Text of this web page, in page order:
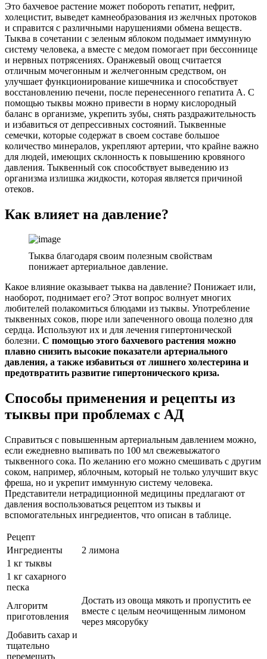
Это бахчевое растение может побороть гепатит, нефрит,
холецистит, выведет камнеобразования из желчных протоков
и справится с различными нарушениями обмена веществ.
Тыква в сочетании с зеленым яблоком подымает иммунную
систему человека, а вместе с медом помогает при бессоннице
и нервных потрясениях. Оранжевый овощ считается
отличным мочегонным и желчегонным средством, он
улучшает функционирование кишечника и способствует
восстановлению печени, после перенесенного гепатита А. С
помощью тыквы можно привести в норму кислородный
баланс в организме, укрепить зубы, снять раздражительность
и избавиться от депрессивных состояний. Тыквенные
семечки, которые содержат в своем составе большое
количество минералов, укрепляют артерии, что крайне важно
для людей, имеющих склонность к повышению кровяного
давления. Тыквенный сок способствует выведению из
организма излишка жидкости, которая является причиной
отеков.
Как влияет на давление?
Тыква благодаря своим полезным свойствам
понижает артериальное давление.
Какое влияние оказывает тыква на давление? Понижает или,
наоборот, поднимает его? Этот вопрос волнует многих
любителей полакомиться блюдами из тыквы. Употребление
тыквенных соков, пюре или запеченного овоща полезно для
сердца. Используют их и для лечения гипертонической
болезни. С помощью этого бахчевого растения можно
плавно снизить высокие показатели артериального
давления, а также избавиться от лишнего холестерина и
предотвратить развитие гипертонического криза.
Способы применения и рецепты из
тыквы при проблемах с АД
Справиться с повышенным артериальным давлением можно,
если ежедневно выпивать по 100 мл свежевыжатого
тыквенного сока. По желанию его можно смешивать с другим
соком, например, яблочным, который не только улучшит вкус
фреша, но и укрепит иммунную систему человека.
Представители нетрадиционной медицины предлагают от
давления воспользоваться рецептом из тыквы и
вспомогательных ингредиентов, что описан в таблице.
Рецепт
Ингредиенты
2 лимона
1 кг тыквы
1 кг сахарного
песка
Алгоритм
приготовления
Достать из овоща мякоть и пропустить ее
вместе с целым неочищенным лимоном
через мясорубку
Добавить сахар и
тщательно
перемешать